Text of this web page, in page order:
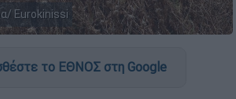
Eurokinissi
το ΕΘΝΟΣ στη Google